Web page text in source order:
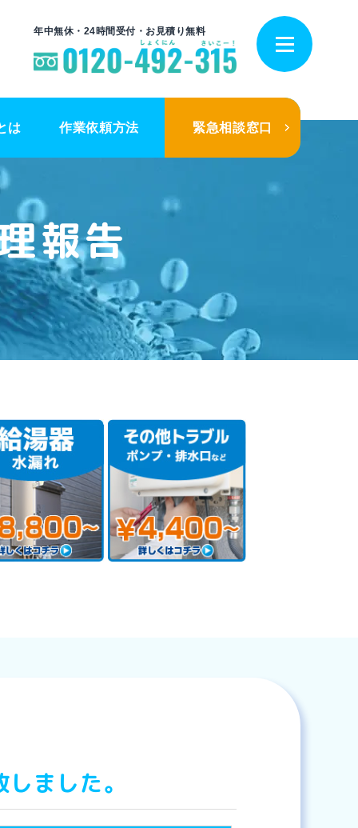
年中無休・24時間受付・お見積り無料
は 作業依頼方法 緊急相談窓口
報告
ました。